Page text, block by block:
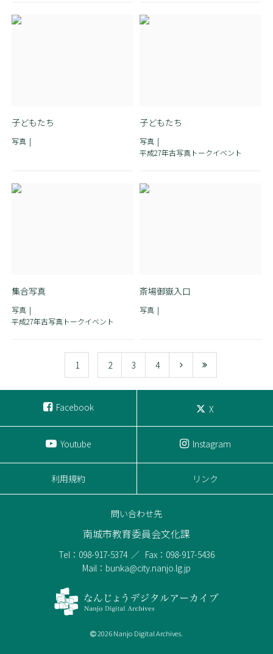
子どもたち
写真
子どもたち
写真
平成27年古写真トークイベント
集合写真
写真
平成27年古写真トークイベント
斎場御嶽入口
写真
1 2 3 4
Facebook X
Youtube Instagram
利用規約 リンク
問い合わせ先
南城市教育委員会文化課
Tel：098-917-5374
Fax：098-917-5436
Mail：bunka@city.nanjo.lg.jp
2026 Nanjo Digital Archives.